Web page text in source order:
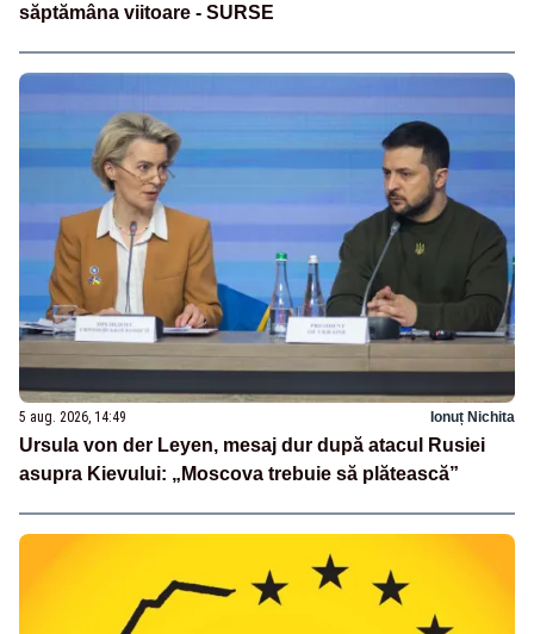
săptămâna viitoare - SURSE
5 aug. 2026, 14:49 Ionuț Nichita
Ursula von der Leyen, mesaj dur după atacul Rusiei
asupra Kievului: „Moscova trebuie să plătească”